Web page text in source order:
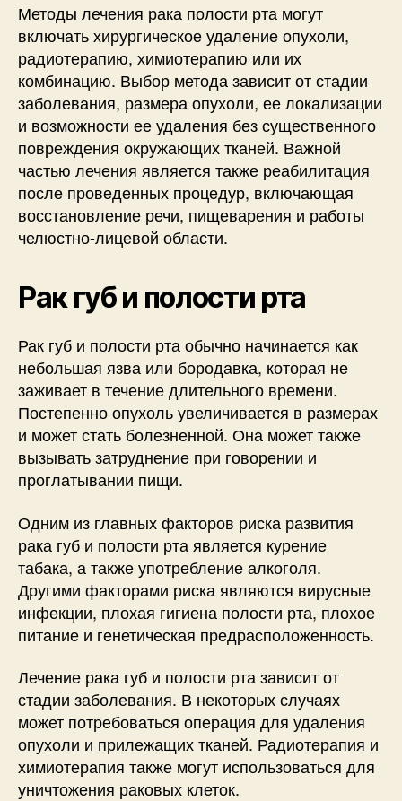
Методы лечения рака полости рта могут
включать хирургическое удаление опухоли,
радиотерапию, химиотерапию или их
комбинацию. Выбор метода зависит от стадии
заболевания, размера опухоли, ее локализации
и возможности ее удаления без существенного
повреждения окружающих тканей. Важной
частью лечения является также реабилитация
после проведенных процедур, включающая
восстановление речи, пищеварения и работы
челюстно-лицевой области.
Рак губ и полости рта
Рак губ и полости рта обычно начинается как
небольшая язва или бородавка, которая не
заживает в течение длительного времени.
Постепенно опухоль увеличивается в размерах
и может стать болезненной. Она может также
вызывать затруднение при говорении и
проглатывании пищи.
Одним из главных факторов риска развития
рака губ и полости рта является курение
табака, а также употребление алкоголя.
Другими факторами риска являются вирусные
инфекции, плохая гигиена полости рта, плохое
питание и генетическая предрасположенность.
Лечение рака губ и полости рта зависит от
стадии заболевания. В некоторых случаях
может потребоваться операция для удаления
опухоли и прилежащих тканей. Радиотерапия и
химиотерапия также могут использоваться для
уничтожения раковых клеток.